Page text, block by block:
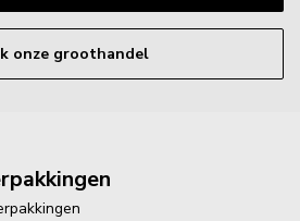
onze groothandel